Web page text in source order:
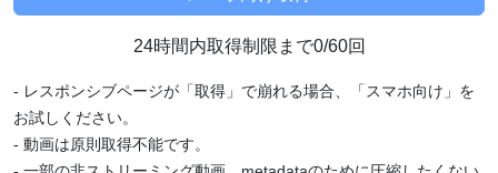
24時間内取得制限まで0/60回
- レスポンシブページが「取得」で崩れる場合、「スマホ向け」を
お試しください。
- 動画は原則取得不能です。